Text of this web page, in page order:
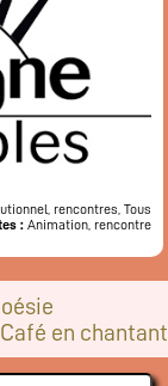
onglet)
rencontres, Tous
: Animation, rencontre
Café en chantant